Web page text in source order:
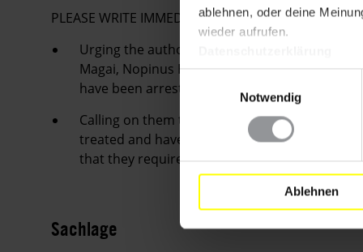
ablehnen, oder deine
wieder aufrufen.
Einwilligungsauswahl
Notwendig
Ablehnen
PLEASE WRITE IMMEDIATELY
Urging the authorities to immediately and
Magai, Nopinus Humawak, Apolos Sroyer,
have been arrested solely for the peaceful
Calling on them to ensure that pending their
treated and have regular access to their
that they require.
Sachlage